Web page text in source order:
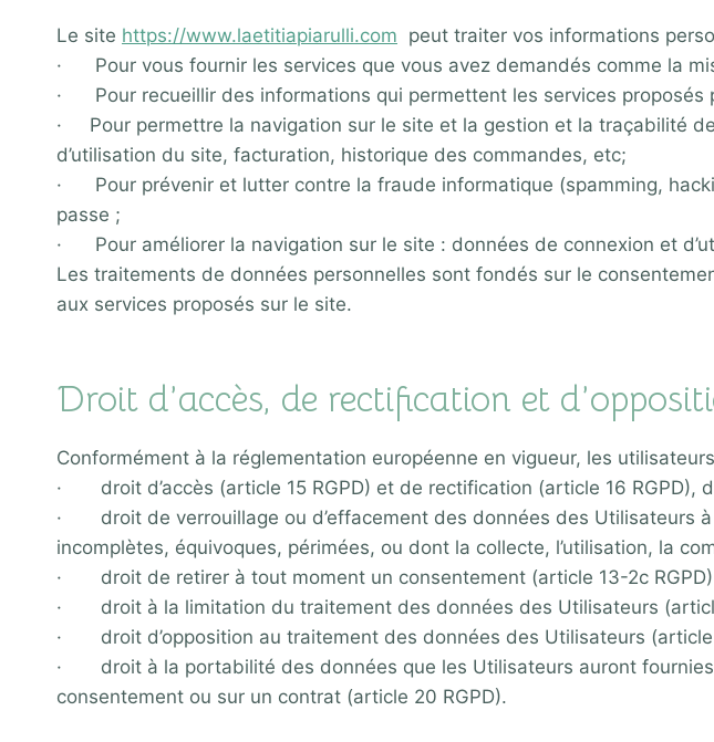
Le site https://www.laetitiapiarulli.com peut traiter vos informations
· Pour vous fournir les services que vous avez demandés comme la
· Pour recueillir des informations qui permettent les services proposés
· Pour permettre la navigation sur le site et la gestion et la traçabilité
d’utilisation du site, facturation, historique des commandes, etc;
· Pour prévenir et lutter contre la fraude informatique (spamming,
passe ;
· Pour améliorer la navigation sur le site : données de connexion et
Les traitements de données personnelles sont fondés sur le
aux services proposés sur le site.
Droit d’accès, de rectification et
Conformément à la réglementation européenne en vigueur, les
· droit d’accès (article 15 RGPD) et de rectification (article 16 RGPD),
· droit de verrouillage ou d’effacement des données des Utilisateurs à
incomplètes, équivoques, périmées, ou dont la collecte, l’utilisation, la
· droit de retirer à tout moment un consentement (article 13-2c
· droit à la limitation du traitement des données des Utilisateurs
· droit d’opposition au traitement des données des Utilisateurs (article
· droit à la portabilité des données que les Utilisateurs auront
consentement ou sur un contrat (article 20 RGPD).